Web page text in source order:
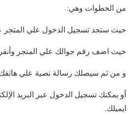
من الخطوات وهي:
حيث ستجد تسجيل الدخول علي المتجر
حيث اضف رقم جوالك علي المتجر
و من ثم سيصلك رسالة نصية علي هاتفك
أو يمكنك تسجيل الدخول عبر البريد
ايميلك.